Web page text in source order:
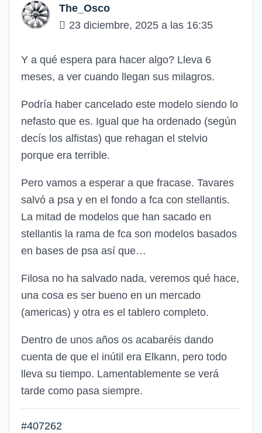
The_Osco
23 diciembre, 2025 a las 16:35
Y a qué espera para hacer algo? Lleva 6
meses, a ver cuando llegan sus milagros.
Podría haber cancelado este modelo siendo lo
nefasto que es. Igual que ha ordenado (según
decís los alfistas) que rehagan el stelvio
porque era terrible.
Pero vamos a esperar a que fracase. Tavares
salvó a psa y en el fondo a fca con stellantis.
La mitad de modelos que han sacado en
stellantis la rama de fca son modelos basados
en bases de psa así que…
Filosa no ha salvado nada, veremos qué hace,
una cosa es ser bueno en un mercado
(americas) y otra es el tablero completo.
Dentro de unos años os acabaréis dando
cuenta de que el inútil era Elkann, pero todo
lleva su tiempo. Lamentablemente se verá
tarde como pasa siempre.
#407262